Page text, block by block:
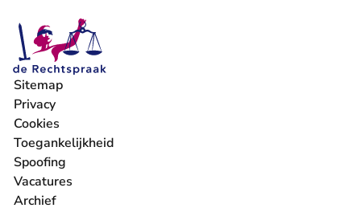
Sitemap
Privacy
Cookies
Toegankelijkheid
Spoofing
Vacatures
- U verlaat Rechtspraak.nl
Archief